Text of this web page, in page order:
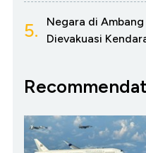
5.
Negara di
Dievakuasi